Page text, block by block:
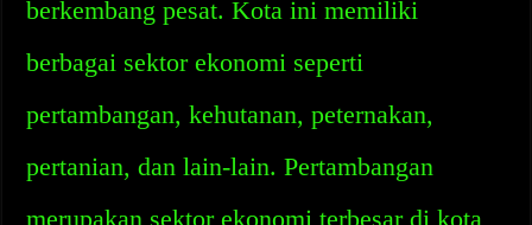
berkembang pesat. Kota ini memiliki
berbagai sektor ekonomi seperti
pertambangan, kehutanan, peternakan,
pertanian, dan lain-lain. Pertambangan
merupakan sektor ekonomi terbesar di kota